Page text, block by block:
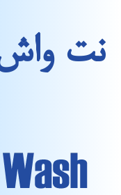
نت